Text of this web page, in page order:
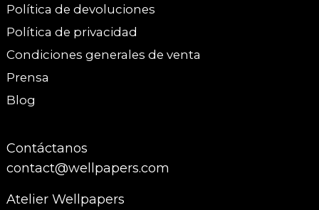
Política de devoluciones
Política de privacidad
Condiciones generales de venta
Prensa
Blog
Contáctanos
contact@wellpapers.com
Atelier Wellpapers